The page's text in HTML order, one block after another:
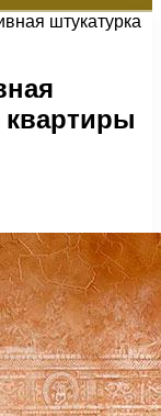
штукатурка
квартиры